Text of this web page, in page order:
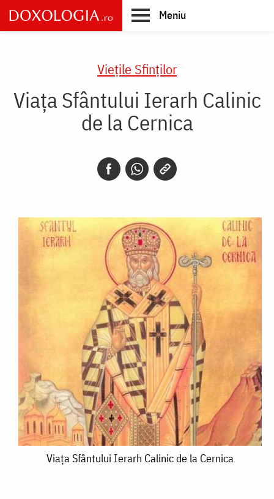
Skip
to
main
Meniu
Vieţile Sfinţilor
Viața Sfântului Ierarh Calinic
de la Cernica
ViațaViața Sfântului Ierarh Calinic de la Cernica